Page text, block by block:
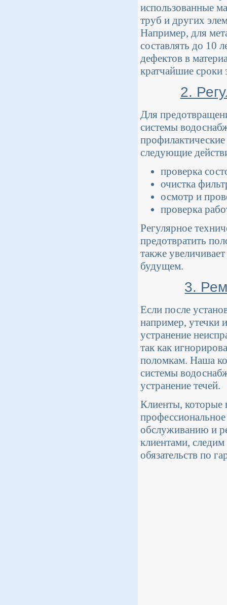
использованные
труб и других
Например, для
составлять до 10
дефектов в
кратчайшие сроки
2.
Для
системы
следующие
проверка
очистка
осмотр и
проверка
Регулярное
предотвратить
также
будущем.
3.
Если после
например, утечки
устранение
так как
поломкам. Наша
системы
устранение течей.
Клиенты, которые
обслуживанию и
клиентами,
обязательств по